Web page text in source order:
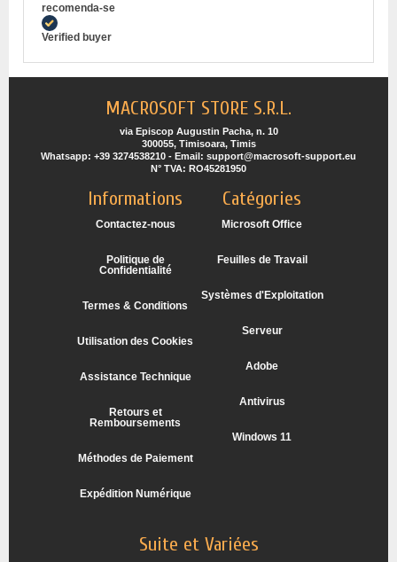
recomenda-se
Verified buyer
MACROSOFT STORE S.R.L.
via Episcop Augustin Pacha, n. 10
300055, Timisoara, Timis
Whatsapp: +39 3274538210 - Email: support@macrosoft-support.eu
N° TVA: RO45281950
Informations
Contactez-nous
Politique de
Confidentialité
Termes & Conditions
Utilisation des Cookies
Assistance Technique
Retours et
Remboursements
Méthodes de Paiement
Expédition Numérique
Catégories
Microsoft Office
Feuilles de Travail
Systèmes d'Exploitation
Serveur
Adobe
Antivirus
Windows 11
Suite et Variées